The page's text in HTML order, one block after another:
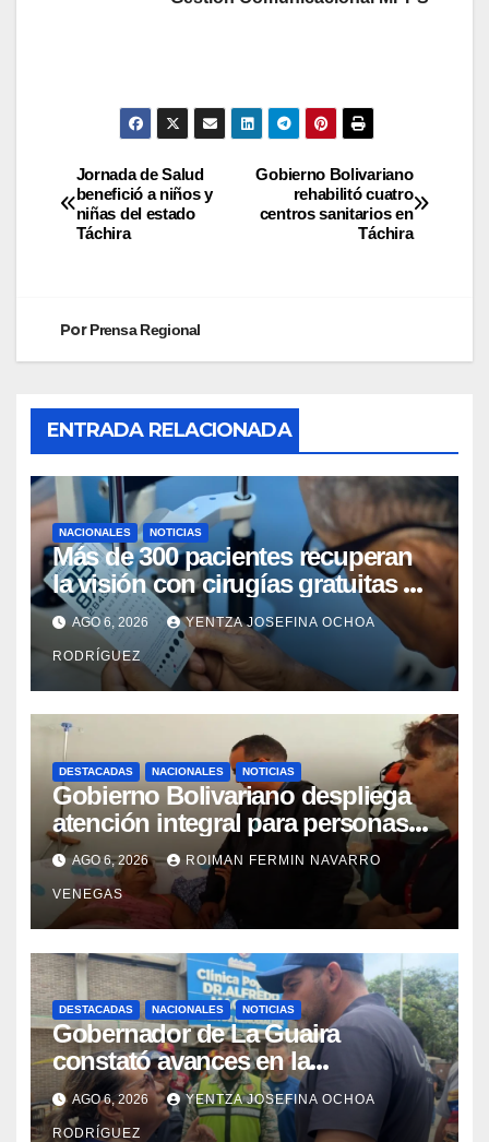
Gobierno Bolivariano
rehabilitó cuatro
centros sanitarios en
Táchira
Jornada de Salud
benefició a niños y
niñas del estado
Táchira
PorPrensa Regional
ENTRADA RELACIONADA
NACIONALES NOTICIAS
Más de 300 pacientes recuperan
la visión con cirugías gratuitas de
cataratas en Zulia
AGO 6, 2026 YENTZA JOSEFINA OCHOA
RODRÍGUEZ
DESTACADAS NACIONALES NOTICIAS
Gobierno Bolivariano despliega
atención integral para personas
con discapacidad en
campamentos de La Guaira
AGO 6, 2026 ROIMAN FERMIN NAVARRO
VENEGAS
DESTACADAS NACIONALES NOTICIAS
Gobernador de La Guaira
constató avances en la
rehabilitación del Hospitalito de
Catia la Mar
AGO 6, 2026 YENTZA JOSEFINA OCHOA
RODRÍGUEZ